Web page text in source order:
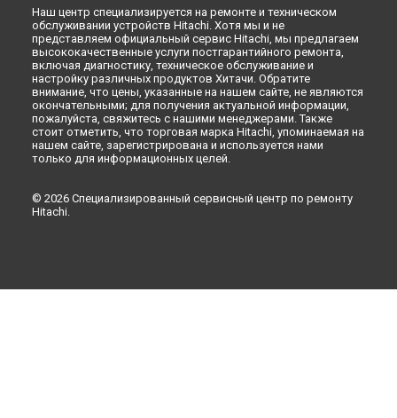
Ремонт холодильника R-M700GPUC2XMIR Hitachi в
Оренбурге
Ремонт холодильника R-M700GPUC2XMIR Hitachi в
Кемерово
Ремонт холодильника R-M700GPUC2XMIR Hitachi в
Новокузнецке
Ремонт холодильника R-M700GPUC2XMIR Hitachi вРязани
Ремонт холодильника R-M700GPUC2XMIR Hitachi в
Астрахани
Ремонт холодильника R-M700GPUC2XMIR Hitachi в
Наш центр специализируется на ремонте и техническом
обслуживании устройств Hitachi. Хотя мы и не
представляем официальный сервис Hitachi, мы предлагаем
высококачественные услуги постгарантийного ремонта,
включая диагностику, техническое обслуживание и
настройку различных продуктов Хитачи. Обратите
внимание, что цены, указанные на нашем сайте, не являются
окончательными; для получения актуальной информации,
пожалуйста, свяжитесь с нашими менеджерами. Также
стоит отметить, что торговая марка Hitachi, упоминаемая на
нашем сайте, зарегистрирована и используется нами
только для информационных целей.
© 2026 Специализированный сервисный центр по ремонту
Hitachi.